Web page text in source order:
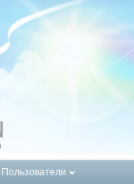
Пользователи